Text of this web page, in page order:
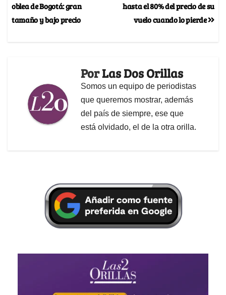
hasta el 80% del precio de su
vuelo cuando lo pierde
oblea de Bogotá: gran
tamaño y bajo precio
PorLas Dos Orillas
Somos un equipo de periodistas
que queremos mostrar, además
del país de siempre, ese que
está olvidado, el de la otra orilla.